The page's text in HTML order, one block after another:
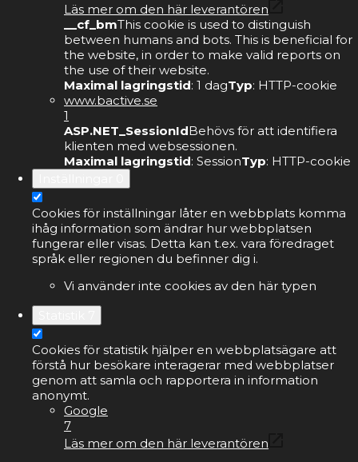
Läs mer om den här leverantören
__cf_bmThis cookie is used to distinguish
between humans and bots. This is beneficial for
the website, in order to make valid reports on
the use of their website.
Maximal lagringstid: 1 dagTyp: HTTP-cookie
www.bactive.se
1
ASP.NET_SessionIdBehövs för att identifiera
klienten med websessionen.
Maximal lagringstid: SessionTyp: HTTP-cookie
Cookies för inställningar låter en webbplats komma
ihåg information som ändrar hur webbplatsen
fungerar eller visas. Detta kan t.ex. vara föredraget
språk eller regionen du befinner dig i.
Vi använder inte cookies av den här typen
Cookies för statistik hjälper en webbplatsägare att
förstå hur besökare interagerar med webbplatser
genom att samla och rapportera in information
anonymt.
Google
7
Läs mer om den här leverantören